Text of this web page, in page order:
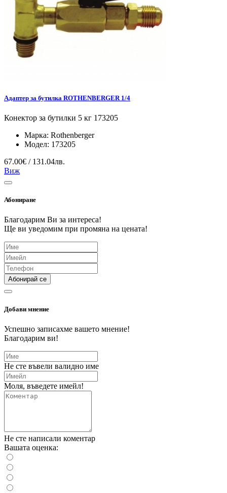
Адаптер за бутилка ROTHENBERGER 1/4
Конектор за бутилки 5 кг 173205
Марка: Rothenberger
Модел: 173205
67.00€ / 131.04лв.
Виж
Абониране
Благодарим Ви за интереса!
Ще ви уведомим при промяна на цената!
Абонирай се
Добави мнение
Успешно записахме вашето мнение!
Благодарим ви!
Не сте въвели валидно име
Моля, въведете имейл!
Не сте написали коментар
Вашата оценка: